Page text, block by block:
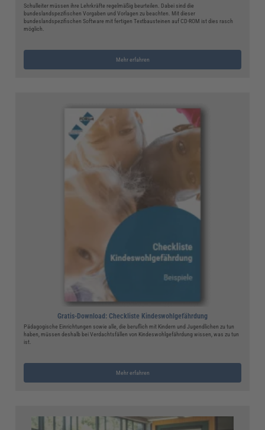
Schulleiter müssen ihre Lehrkräfte regelmäßig beurteilen. Dabei sind die
bundeslandspezifischen Vorgaben und Vorlagen zu beachten. Mit dieser
bundeslandspezifischen Software mit fertigen Textbausteinen auf CD-ROM ist dies rasch
möglich.
Mehr erfahren
Gratis-Download: Checkliste Kindeswohlgefährdung
Pädagogische Einrichtungen sowie alle, die beruflich mit Kindern und Jugendlichen zu tun
haben, müssen deshalb bei Verdachtsfällen von Kindeswohlgefährdung wissen, was zu tun
ist.
Mehr erfahren